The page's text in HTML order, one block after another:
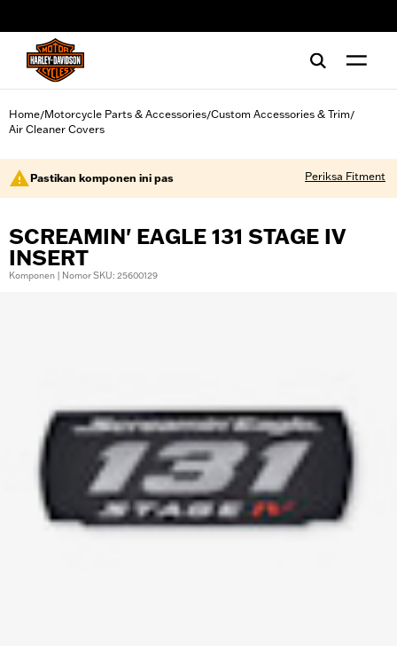
Home/Motorcycle Parts & Accessories/Custom Accessories & Trim/
Air Cleaner Covers
Pastikan komponen ini pas Periksa Fitment
SCREAMIN' EAGLE 131 STAGE IV
INSERT
Komponen | Nomor SKU: 25600129